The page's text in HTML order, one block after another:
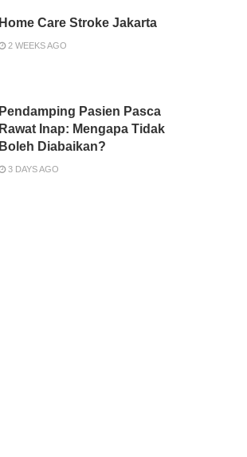
Home Care Stroke Jakarta
2 WEEKS AGO
Pendamping Pasien Pasca
Rawat Inap: Mengapa Tidak
Boleh Diabaikan?
3 DAYS AGO